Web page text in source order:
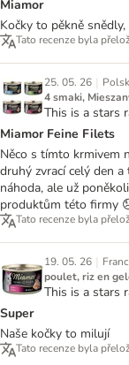
Miamor
Kočky to pěkně
Tato recenze byla
25. 05. 26 |
4 smaki,
This is a stars
Miamor Feine Filets
Něco s tímto krmivem
druhý zvrací celý den
náhoda, ale už
produktům této firmy
Tato recenze byla
19. 05. 26 |
poulet, riz en
This is a stars
Super
Naše kočky to milují
Tato recenze byla